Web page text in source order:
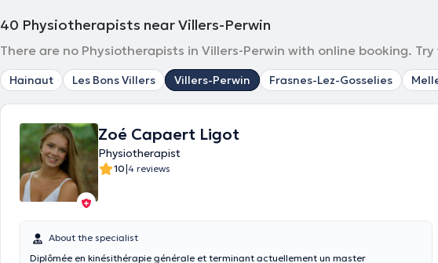
40 Physiotherapists near Villers-Perwin
There are no Physiotherapists in Villers-Perwin with online booking.
Hainaut Les Bons Villers Villers-Perwin Frasnes-Lez-Gosselies
Zoé Capaert Ligot
Physiotherapist
10|4 reviews
About the specialist
Diplômée en kinésithérapie générale et terminant actuellement un master